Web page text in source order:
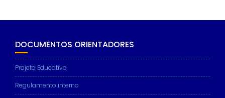
DOCUMENTOS ORIENTADORES
Projeto Educativo
Regulamento interno